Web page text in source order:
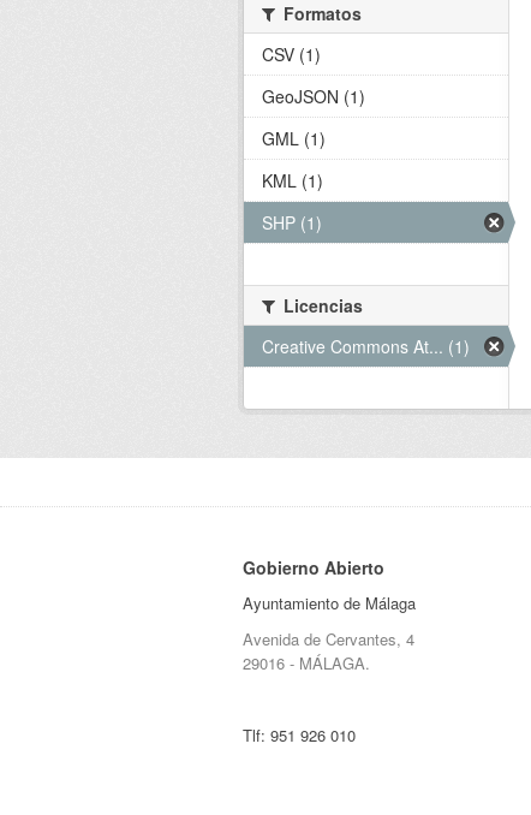
Formatos
CSV (1)
GeoJSON (1)
GML (1)
KML (1)
SHP (1)
Licencias
Creative Commons At... (1)
Gobierno Abierto
Ayuntamiento de Málaga
Avenida de Cervantes, 4
29016 - MÁLAGA.
Tlf: 951 926 010